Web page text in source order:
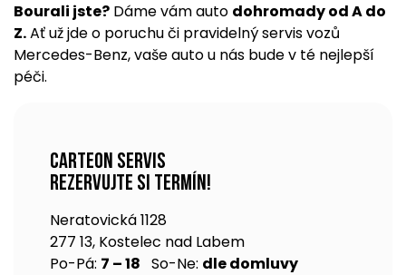
Bourali jste? Dáme vám auto dohromady od A do
Z.Ať už jde o poruchu či pravidelný servis vozů
Mercedes-Benz, vaše auto u nás bude v té nejlepší
péči.
Carteon servis
rezervujte si termín!
Neratovická 1128
277 13, Kostelec nad Labem
Po-Pá: 7 – 18 So-Ne: dle domluvy